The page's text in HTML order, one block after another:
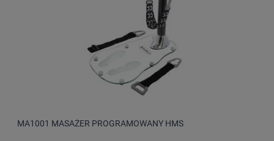
MA1001 MASAŻER PROGRAMOWANY HMS